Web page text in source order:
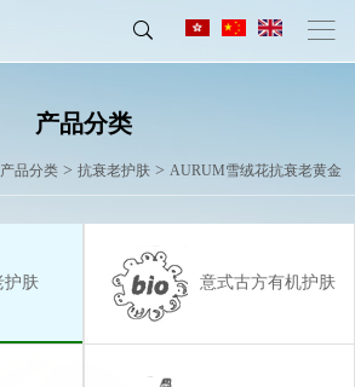
产品分类
产品分类 >抗衰老护肤 >AURUM雪绒花抗衰老黄金
护肤 意式古方有机护肤